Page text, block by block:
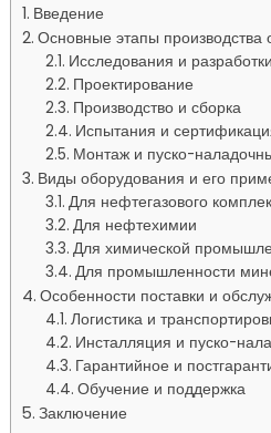
Введение
Основные этапы производства
Исследования и разработки
Проектирование
Производство и сборка
Испытания и
Монтаж и пуско-
Виды оборудования и его
Для нефтегазового
Для нефтехимии
Для химической
Для промышленности
Особенности поставки и
Логистика и
Инсталляция и пуско-
Гарантийное и
Обучение и поддержка
Заключение